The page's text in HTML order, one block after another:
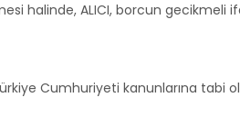
halinde, ALICI, borcun gecikmeli
Cumhuriyeti kanunlarına tabi